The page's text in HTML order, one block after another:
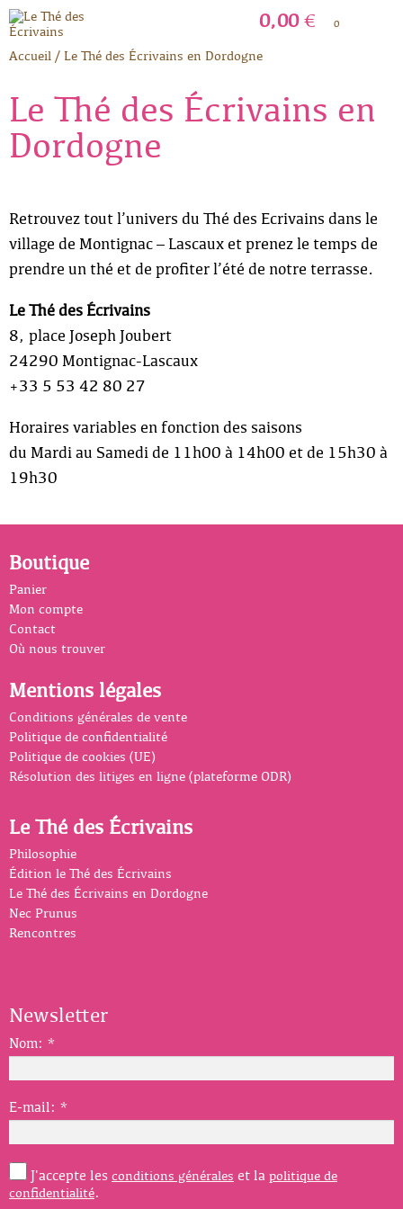
0,00€ 0
Accueil/Le Thé des Écrivains en Dordogne
Le Thé des Écrivains en
Dordogne
Retrouvez tout l’univers du Thé des Ecrivains dans le
village de Montignac – Lascaux et prenez le temps de
prendre un thé et de profiter l’été de notre terrasse.
Le Thé des Écrivains
8, place Joseph Joubert
24290 Montignac-Lascaux
+33 5 53 42 80 27
Horaires variables en fonction des saisons
du Mardi au Samedi de 11h00 à 14h00 et de 15h30 à
19h30
Boutique
Panier
Mon compte
Contact
Où nous trouver
Mentions légales
Conditions générales de vente
Politique de confidentialité
Politique de cookies (UE)
Résolution des litiges en ligne (plateforme ODR)
Le Thé des Écrivains
Philosophie
Édition le Thé des Écrivains
Le Thé des Écrivains en Dordogne
Nec Prunus
Rencontres
Newsletter
Nom: *
E-mail: *
J'accepte lesconditions générales et la politique de
confidentialité.